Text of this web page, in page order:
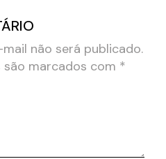
não será publicado.
marcados com *